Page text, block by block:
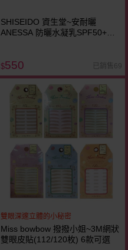
SHISEIDO 資生堂~安耐曬
ANESSA 防曬水凝乳SPF50+
$550 已銷售69
雙眼深邃立體的小秘密
Miss bowbow 撥撥小姐~3M網狀
雙眼皮貼(112/120枚) 6款可選